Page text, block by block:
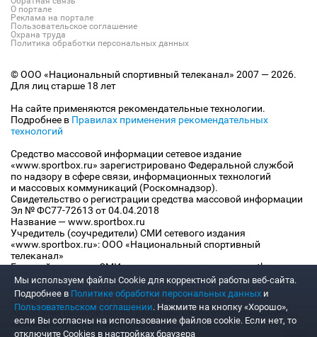
О портале
Реклама на портале
Пользовательское соглашение
Охрана труда
Политика обработки персональных данных
© ООО «Национальный спортивный телеканал» 2007 — 2026.
Для лиц старше 18 лет
На сайте применяются рекомендательные технологии.
Подробнее в Правилах применения рекомендательных
технологий
Средство массовой информации сетевое издание
«www.sportbox.ru» зарегистрировано Федеральной службой
по надзору в сфере связи, информационных технологий
и массовых коммуникаций (Роскомнадзор).
Свидетельство о регистрации средства массовой информации
Эл № ФС77-72613 от 04.04.2018
Название — www.sportbox.ru
Учредитель (соучредители) СМИ сетевого издания
«www.sportbox.ru»: ООО «Национальный спортивный
телеканал»
Главный редактор СМИ сетевого издания «www.sportbox.ru»:
Конов В.А.
Номер телефона редакции СМИ сетевого издания
«www.sportbox.ru»: +7 (495) 653 8419
Адрес электронной почты редакции СМИ сетевого издания
«www.sportbox.ru»: editor@sportbox.ru
Мы используем файлы Сookie для корректной работы веб-сайта.
Подробнее в Политике обработки персональных данных и
Пользовательском соглашении. Нажмите на кнопку «Хорошо»,
если Вы согласны на использование файлов cookie. Если нет, то
отключите Cookies в настройках браузера